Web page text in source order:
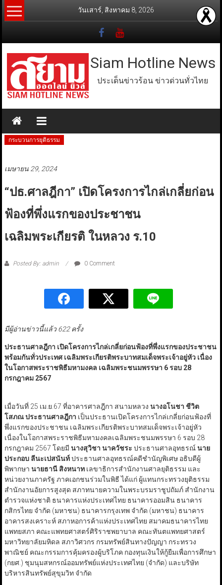
Skip
to
วันเสาร์, สิงหาคม 8, 2026
Siam Hotline News
ประเด็นข่าวร้อน ข่าวด่วนทั่วไทย
กระบวนการยุติธรรม
เมษายน 29, 2024
“ปธ.ศาลฎีกา” เปิดโครงการไกล่เกลี่ยก่อน
ฟ้องที่พึ่งแรกของประชาชน
เฉลิมพระเกียรติ ในหลวง ร.10
Posted By: admin 0 Comment
มีผู้อ่านข่าวนี้แล้ว 622 ครั้ง
ประธานศาลฎีกา เปิดโครงการไกล่เกลี่ยก่อนฟ้องที่พึ่งแรกของประชาชน
พร้อมกันทั่วประเทศ เฉลิมพระเกียรติพระบาทสมเด็จพระเจ้าอยู่หัว เนื่อง
ในโอกาสพระราชพิธีมหามงคล เฉลิมพระชนมพรรษา 6 รอบ 28
กรกฎาคม 2567
เมื่อวันที่ 25 เม.ย.67 ที่อาคารศาลฎีกา สนามหลวง นางอโนชา ชีวิต
โสภณ ประธานศาลฎีกา เป็นประธานเปิดโครงการไกล่เกลี่ยก่อนฟ้องที่
พึ่งแรกของประชาชน เฉลิมพระเกียรติพระบาทสมเด็จพระเจ้าอยู่หัว
เนื่องในโอกาสพระราชพิธีมหามงคลเฉลิมพระชนมพรรษา 6 รอบ 28
กรกฎาคม 2567 โดยมี นางสุวิชา นาควัชระ ประธานศาลอุทธรณ์นาย
ประกอบ ลีนะเปสนันท์ประธานศาลอุทธรณ์คดีชำนัญพิเศษ อธิบดีผู้
พิพากษา นายธานี สิงหนาทเลขาธิการสำนักงานศาลยุติธรรม และ
หน่วยงานภาครัฐ ภาคเอกชนร่วมในพิธี ได้แก่ ผู้แทนกระทรวงยุติธรรม
สำนักงานอัยการสูงสุด สภาทนายความในพระบรมราชูปถัมภ์ สำนักงาน
ตำรวจแห่งชาติ ธนาคารแห่งประเทศไทย ธนาคารออมสิน ธนาคาร
กสิกรไทย จำกัด (มหาชน) ธนาคารกรุงเทพ จำกัด (มหาชน) ธนาคาร
อาคารสงเคราะห์ สภาหอการค้าแห่งประเทศไทย สมาคมธนาคารไทย
แพทยสภา คณะแพทยศาสตร์ศิริราชพยาบาล คณะทันตแพทยศาสตร์
มหาวิทยาลัยมหิดล สภาวิศวกร กรมทรัพย์สินทางปัญญา กระทรวง
พาณิชย์ คณะกรรมการคุ้มครองผู้บริโภค กองทุนเงินให้กู้ยืมเพื่อการศึกษา
(กยศ.) ชุมนุมสหกรณ์ออมทรัพย์แห่งประเทศไทย (จำกัด) และบริษัท
บริหารสินทรัพย์สุขุมวิท จำกัด